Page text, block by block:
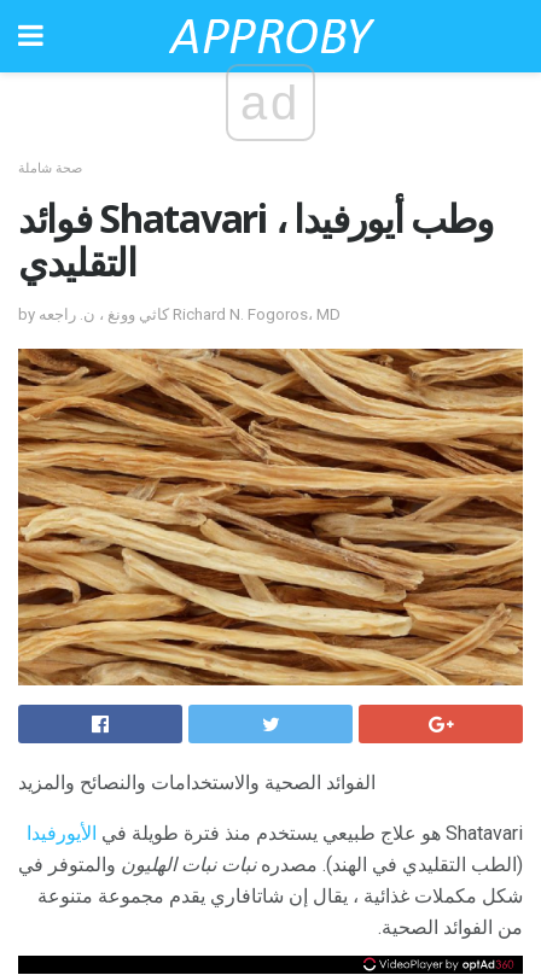
ad
صحة شاملة
فوائد Shatavari ، وطب أيورفيدا
التقليدي
by كاثي وونغ ، ن. راجعه Richard N. Fogoros، MD
الفوائد الصحية والاستخدامات والنصائح والمزيد
Shatavari هو علاج طبيعي يستخدم منذ فترة طويلة في
الأيورفيدا
(الطب التقليدي في الهند). مصدرهنبات نبات الهليون والمتوفر في
شكل مكملات غذائية ، يقال إن شاتافاري يقدم مجموعة متنوعة
من الفوائد الصحية.